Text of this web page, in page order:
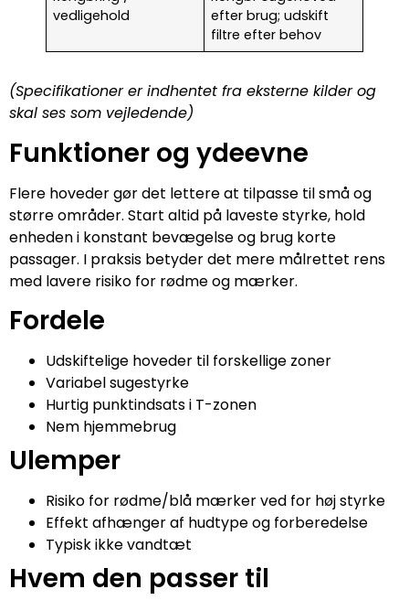
vedligehold
efter brug; udskift
filtre efter behov
(Specifikationer er indhentet fra eksterne kilder og
skal ses som vejledende)
Funktioner og ydeevne
Flere hoveder gør det lettere at tilpasse til små og
større områder. Start altid på laveste styrke, hold
enheden i konstant bevægelse og brug korte
passager. I praksis betyder det mere målrettet rens
med lavere risiko for rødme og mærker.
Fordele
Udskiftelige hoveder til forskellige zoner
Variabel sugestyrke
Hurtig punktindsats i T-zonen
Nem hjemmebrug
Ulemper
Risiko for rødme/blå mærker ved for høj styrke
Effekt afhænger af hudtype og forberedelse
Typisk ikke vandtæt
Hvem den passer til